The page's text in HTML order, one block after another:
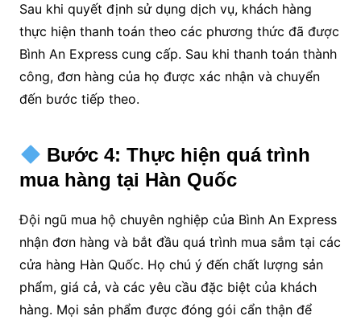
Sau khi quyết định sử dụng dịch vụ, khách hàng
thực hiện thanh toán theo các phương thức đã được
Bình An Express cung cấp. Sau khi thanh toán thành
công, đơn hàng của họ được xác nhận và chuyển
đến bước tiếp theo.
Bước 4: Thực hiện quá trình
mua hàng tại Hàn Quốc
Đội ngũ mua hộ chuyên nghiệp của Bình An Express
nhận đơn hàng và bắt đầu quá trình mua sắm tại các
cửa hàng Hàn Quốc. Họ chú ý đến chất lượng sản
phẩm, giá cả, và các yêu cầu đặc biệt của khách
hàng. Mọi sản phẩm được đóng gói cẩn thận để